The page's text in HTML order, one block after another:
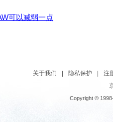
可以减弱一点
关于我们 隐私保护
注
Copyright ©